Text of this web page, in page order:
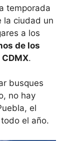
temporada
la ciudad un
a los
de los
.
busques
no hay
el
el año.